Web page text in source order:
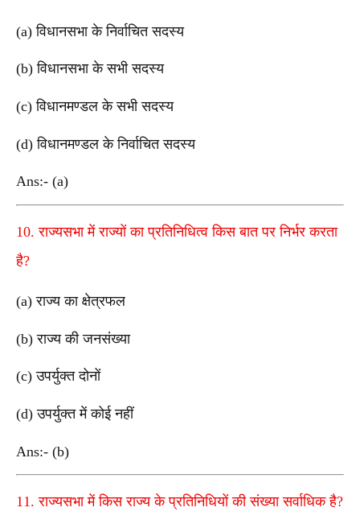
(a) विधानसभा के निर्वाचित सदस्य
(b) विधानसभा के सभी सदस्य
(c) विधानमण्डल के सभी सदस्य
(d) विधानमण्डल के निर्वाचित सदस्य
Ans:- (a)
10. राज्यसभा में राज्यों का प्रतिनिधित्व किस बात पर निर्भर करता
है?
(a) राज्य का क्षेत्रफल
(b) राज्य की जनसंख्या
(c) उपर्युक्त दोनों
(d) उपर्युक्त में कोई नहीं
Ans:- (b)
11. राज्यसभा में किस राज्य के प्रतिनिधियों की संख्या सर्वाधिक है?